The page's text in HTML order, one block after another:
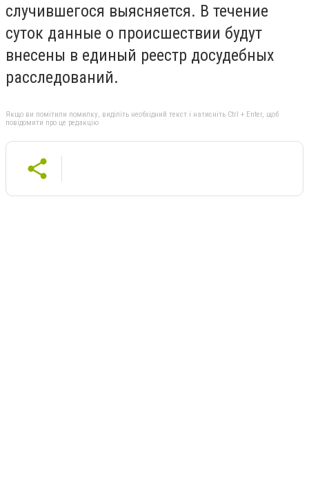
случившегося выясняется. В течение
суток данные о происшествии будут
внесены в единый реестр досудебных
расследований.
Якщо ви помітили помилку, виділіть необхідний текст і натисніть Ctrl + Enter, щоб
повідомити про це редакцію